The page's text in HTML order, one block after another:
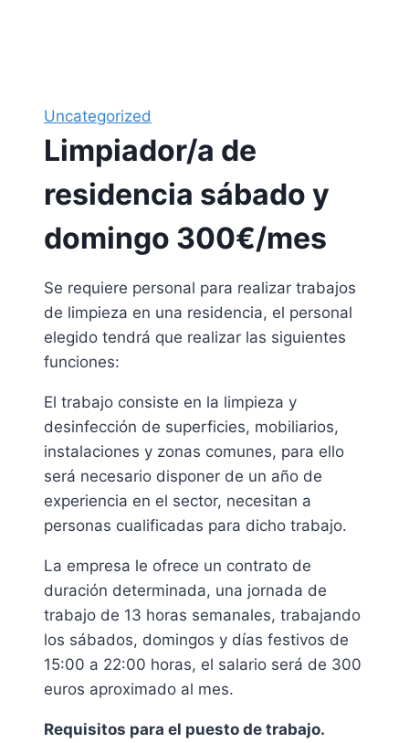
Uncategorized
Limpiador/a de
residencia sábado y
domingo 300€/mes
Se requiere personal para realizar trabajos
de limpieza en una residencia, el personal
elegido tendrá que realizar las siguientes
funciones:
El trabajo consiste en la limpieza y
desinfección de superficies, mobiliarios,
instalaciones y zonas comunes, para ello
será necesario disponer de un año de
experiencia en el sector, necesitan a
personas cualificadas para dicho trabajo.
La empresa le ofrece un contrato de
duración determinada, una jornada de
trabajo de 13 horas semanales, trabajando
los sábados, domingos y días festivos de
15:00 a 22:00 horas, el salario será de 300
euros aproximado al mes.
Requisitos para el puesto de trabajo.